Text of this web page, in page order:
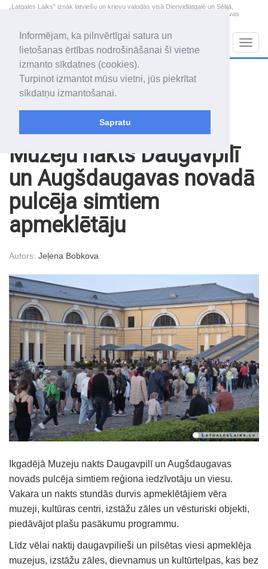
Informējam, ka pilnvērtīgai satura un
lietošanas ērtības nodrošināšanai šī vietne
izmanto sīkdatnes (cookies).
Turpinot izmantot mūsu vietni, jūs piekrītat
sīkdatņu izmantošanai.
Sapratu
„Latgales Laiks” iznāk latviešu un krievu valodās visā Dienvidlatgalē un Sēlijā,
„Latgales Laiks” latviešu valodā aptver Daugavpils valstspilsētu, Augšdaugavas
2026. gada 9. augusts
Svētdiena
Genovefa, Genoveva, Madara
+11.2
Muzeju nakts Daugavpilī
un Augšdaugavas novadā
pulcēja simtiem
apmeklētāju
Autors: Jeļena Bobkova
Ikgadējā Muzeju nakts Daugavpilī un Augšdaugavas
novads pulcēja simtiem reģiona iedzīvotāju un viesu.
Vakara un nakts stundās durvis apmeklētājiem vēra
muzeji, kultūras centri, izstāžu zāles un vēsturiski objekti,
piedāvājot plašu pasākumu programmu.
Līdz vēlai naktij daugavpilieši un pilsētas viesi apmeklēja
muzejus, izstāžu zāles, dievnamus un kultūrtelpas, kas bez